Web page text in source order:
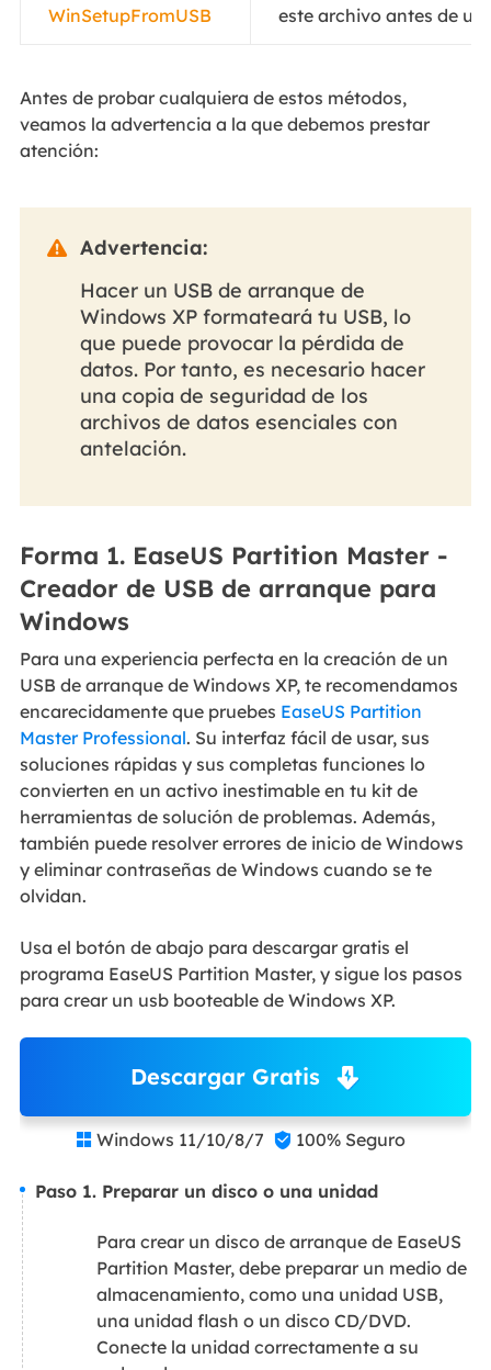
WinSetupFromUSB
este archivo antes de
Antes de probar cualquiera de estos métodos,
veamos la advertencia a la que debemos prestar
atención:

Advertencia:
Hacer un USB de arranque de
Windows XP formateará tu USB, lo
que puede provocar la pérdida de
datos. Por tanto, es necesario hacer
una copia de seguridad de los
archivos de datos esenciales con
antelación.
Forma 1. EaseUS Partition Master -
Creador de USB de arranque para
Windows
Para una experiencia perfecta en la creación de un
USB de arranque de Windows XP, te recomendamos
encarecidamente que pruebes EaseUS Partition
Master Professional. Su interfaz fácil de usar, sus
soluciones rápidas y sus completas funciones lo
convierten en un activo inestimable en tu kit de
herramientas de solución de problemas. Además,
también puede resolver errores de inicio de Windows
y eliminar contraseñas de Windows cuando se te
olvidan.
Usa el botón de abajo para descargar gratis el
programa EaseUS Partition Master, y sigue los pasos
para crear un usb booteable de Windows XP.
Descargar Gratis
 Windows 11/10/8/7  100% Seguro
Paso 1. Preparar un disco o una unidad​
Para crear un disco de arranque de EaseUS
Partition Master, debe preparar un medio de
almacenamiento, como una unidad USB,
una unidad flash o un disco CD/DVD.
Conecte la unidad correctamente a su